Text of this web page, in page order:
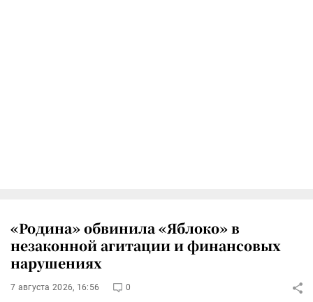
«Родина» обвинила «Яблоко» в
незаконной агитации и финансовых
нарушениях
7 августа 2026, 16:56 0